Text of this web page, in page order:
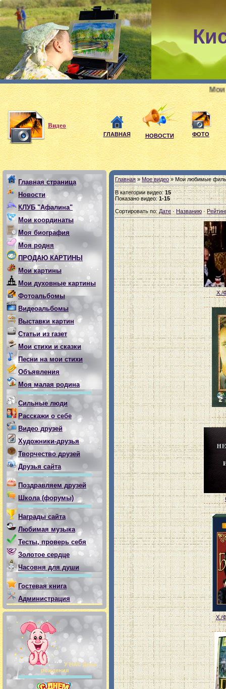
Мои девиз: если, любишь
Видео
ГЛАВНАЯ НОВОСТИ ФОТО
Главная страница
Новости
КЛУБ "Афалина"
Мои координаты
Моя биография
Моя родня
ПРОДАЮ КАРТИНЫ
Мои картины
Мои духовные картины
Фотоальбомы
Видеоальбомы
Выставки картин
Статьи из газет
Мои стихи и сказки
Песни на мои стихи
Объявления
Моя малая родина
Сильные люди
Расскажи о себе
Видео друзей
Художники-друзья
Творчество друзей
Друзья сайта
Поздравляем друзей
Школа (форумы)
Награды сайта
Любимая музыка
Тесты, проверь себя
Золотое сердце
Часовня для души
Гостевая книга
Администрация
У НАС День
рождения
Главная » Мое видео » Мои любимые
В категории видео:15
Показано видео:1-15
Сортировать по: Дате· Названию ·
Х./
Х./